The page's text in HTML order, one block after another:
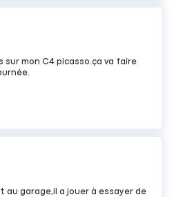
sur mon C4 picasso.ça va faire
au garage,il a jouer à essayer de